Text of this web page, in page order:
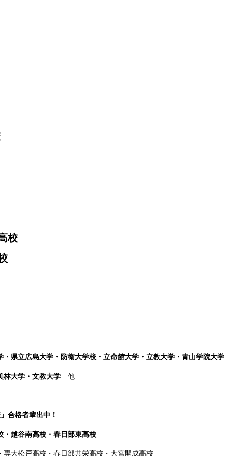
校
県立広島大学・防衛大学校・立命館大学・立教大学・青山学院大学
林大学・文教大学 他
合格者輩出中！
・越谷南高校・春日部東高校
・専大松戸高校 ・春日部共栄高校・大宮開成高校